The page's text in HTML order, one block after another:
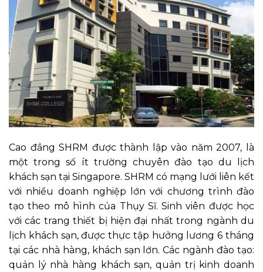
Cao đẳng SHRM được thành lập vào năm 2007, là
một trong số ít trường chuyên đào tạo du lịch
khách sạn tại Singapore. SHRM có mạng lưới liên kết
với nhiều doanh nghiệp lớn với chương trình đào
tạo theo mô hình của Thụy Sĩ. Sinh viên được học
với các trang thiết bị hiện đại nhất trong ngành du
lịch khách sạn, được thực tập hưởng lương 6 tháng
tại các nhà hàng, khách sạn lớn. Các ngành đào tạo:
quản lý nhà hàng khách sạn, quản trị kinh doanh